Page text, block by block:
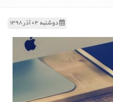
دوشنبه ۰۴ آذر ۱۳۹۸